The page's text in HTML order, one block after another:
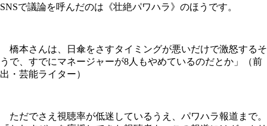
SNSで議論を呼んだのは《壮絶パワハラ》のほうです。
橋本さんは、日傘をさすタイミングが悪いだけで激怒するそ
うで、すでにマネージャーが8人もやめているのだとか」（前
出・芸能ライター）
ただでさえ視聴率が低迷しているうえ、パワハラ報道まで。